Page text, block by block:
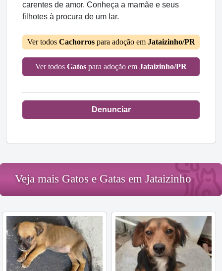
carentes de amor. Conheça a mamãe e seus
filhotes à procura de um lar.
Ver todos Cachorrospara adoção em Jataizinho/PR
Ver todos Gatos para adoção em Jataizinho/PR
Denunciar
Veja mais Gatos e Gatas em Jataizinho